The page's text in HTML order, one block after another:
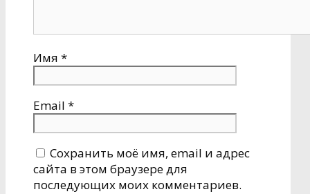
Имя *
Email *
Сохранить моё имя, email и адрес
сайта в этом браузере для
последующих моих комментариев.